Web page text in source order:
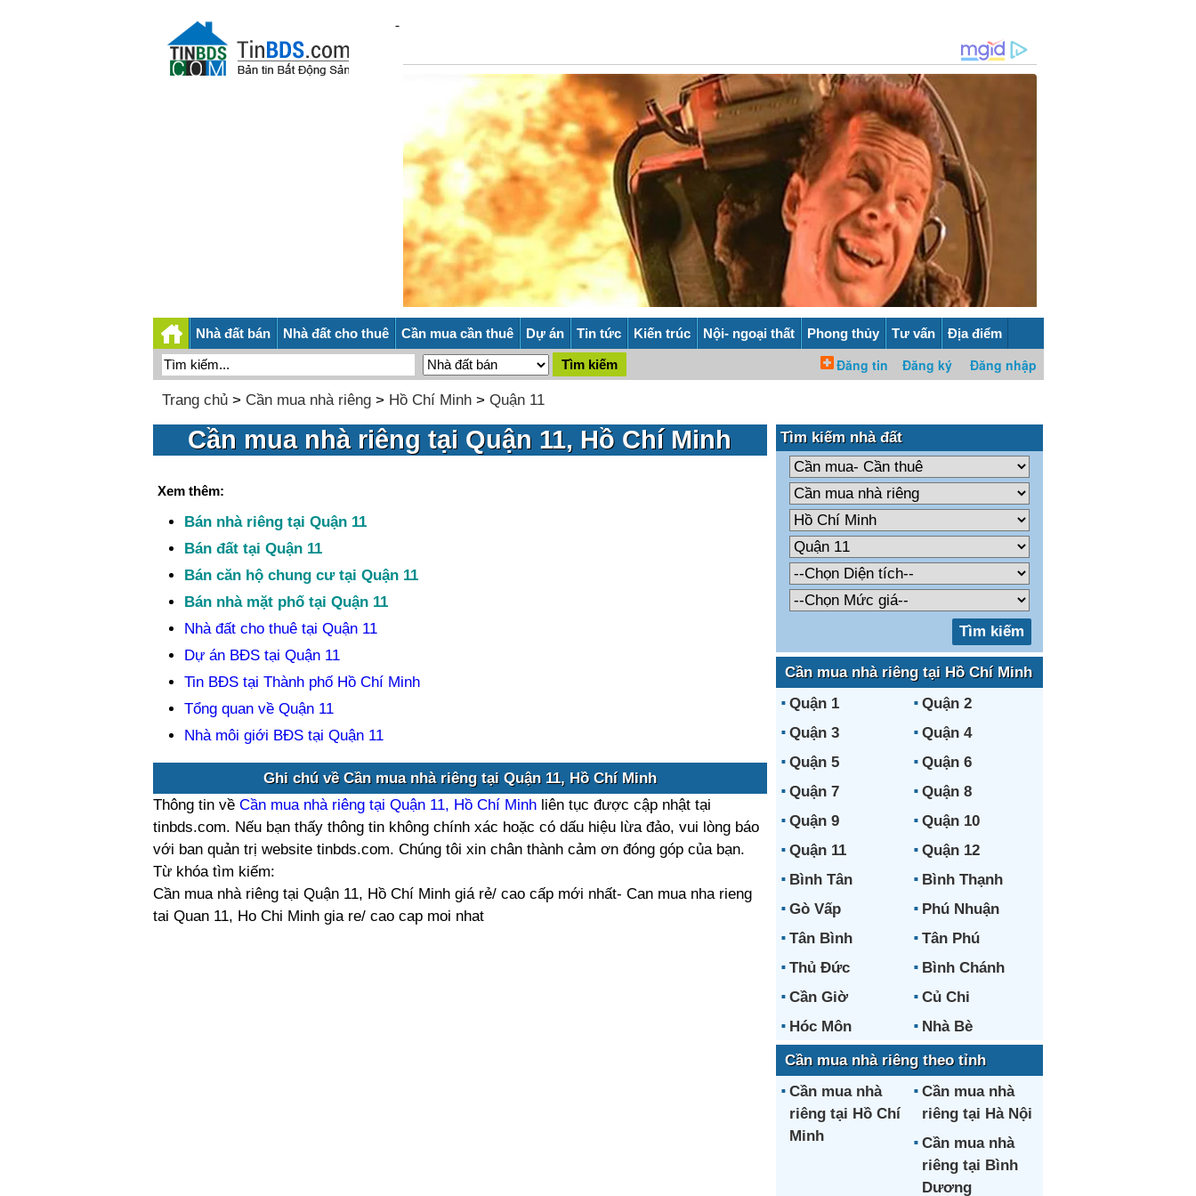
Nhà đất bán Nhà đất cho thuê Cần mua cần thuê Dự án Tin tức Kiến trúc Nội- ngoại thất Phong thủy Tư vấn Địa điểm
Trang chủ> Cần mua nhà riêng> Hồ Chí Minh> Quận 11
Cần mua nhà riêng tại Quận 11, Hồ Chí Minh
Xem thêm:
Bán nhà riêng tại Quận 11
Bán đất tại Quận 11
Bán căn hộ chung cư tại Quận 11
Bán nhà mặt phố tại Quận 11
Nhà đất cho thuê tại Quận 11
Dự án BĐS tại Quận 11
Tin BĐS tại Thành phố Hồ Chí Minh
Tổng quan về Quận 11
Nhà môi giới BĐS tại Quận 11
Ghi chú về Cần mua nhà riêng tại Quận 11, Hồ Chí Minh
Thông tin về Cần mua nhà riêng tại Quận 11, Hồ Chí Minhliên tục được cập nhật tại
tinbds.com. Nếu bạn thấy thông tin không chính xác hoặc có dấu hiệu lừa đảo, vui lòng báo
với ban quản trị website tinbds.com. Chúng tôi xin chân thành cảm ơn đóng góp của bạn.
Từ khóa tìm kiếm:
Cần mua nhà riêng tại Quận 11, Hồ Chí Minh giá rẻ/ cao cấp mới nhất- Can mua nha rieng
tai Quan 11, Ho Chi Minh gia re/ cao cap moi nhat
Tìm kiếm nhà đất
Cần mua nhà riêng tại Hồ Chí Minh
Quận 1
Quận 2
Quận 3
Quận 4
Quận 5
Quận 6
Quận 7
Quận 8
Quận 9
Quận 10
Quận 11
Quận 12
Bình Tân
Bình Thạnh
Gò Vấp
Phú Nhuận
Tân Bình
Tân Phú
Thủ Đức
Bình Chánh
Cần Giờ
Củ Chi
Hóc Môn
Nhà Bè
Cần mua nhà riêng theo tỉnh
Cần mua nhà
riêng tại Hồ Chí
Minh
Cần mua nhà
riêng tại Hà Nội
Cần mua nhà
riêng tại Bình
Dương